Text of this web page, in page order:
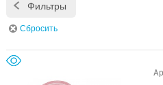
Фильтры
Сбросить